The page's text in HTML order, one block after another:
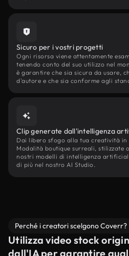
Sicuro per i vostri progetti
Ogni risorsa viene attentamente
tenendo conto del suo utilizzo nel
è garantire che sia sicura da usare,
d'autore e che sia conforme agli
Clip generate dall'intelligenza
Dai libero sfogo alla tua creatività in
Modalità boutique surreali, stilizzate
nostri modelli di intelligenza
di più nel nostro AI Studio.
Perché i creatori scelgono Coverr?
Utilizza video stock
dall'IA per garantire